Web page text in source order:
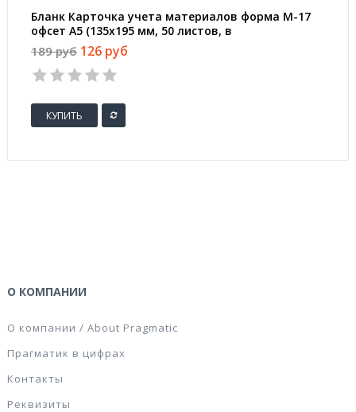
Бланк Карточка учета материалов форма М-17
офсет А5 (135x195 мм, 50 листов, в
термоусадочной пленке)
189 руб 126 руб
КУПИТЬ
О КОМПАНИИ
О компании / About Pragmatic
Прагматик в цифрах
Контакты
Реквизиты